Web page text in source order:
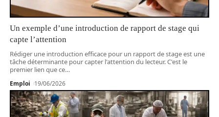
Un exemple d’une introduction de rapport de stage qui
capte l’attention
Rédiger une introduction efficace pour un rapport de stage est une
tâche déterminante pour capter l'attention du lecteur. C'est le
premier lien que ce…
Emploi 19/06/2026